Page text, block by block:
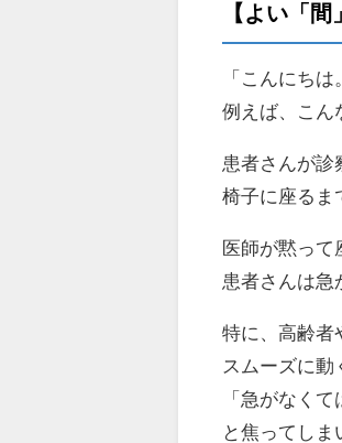
【よい「間
「こんにち
例えば、こん
患者さんが診
椅子に座るま
医師が黙って
患者さんは急
特に、高齢者
スムーズに動
「急がなくて
と焦ってしま